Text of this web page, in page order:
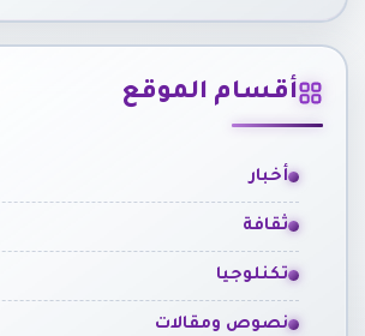
أقسام الموقع
أخبار
ثقافة
تكنلوجيا
نصوص ومقالات